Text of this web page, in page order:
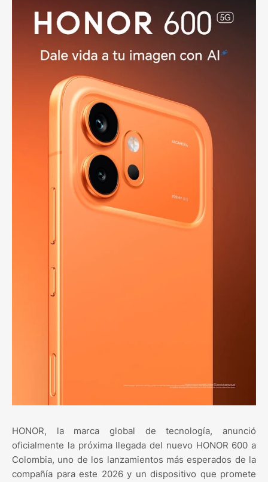
HONOR, la marca global de tecnología, anunció
oficialmente la próxima llegada del nuevo HONOR 600 a
Colombia, uno de los lanzamientos más esperados de la
compañía para este 2026 y un dispositivo que promete